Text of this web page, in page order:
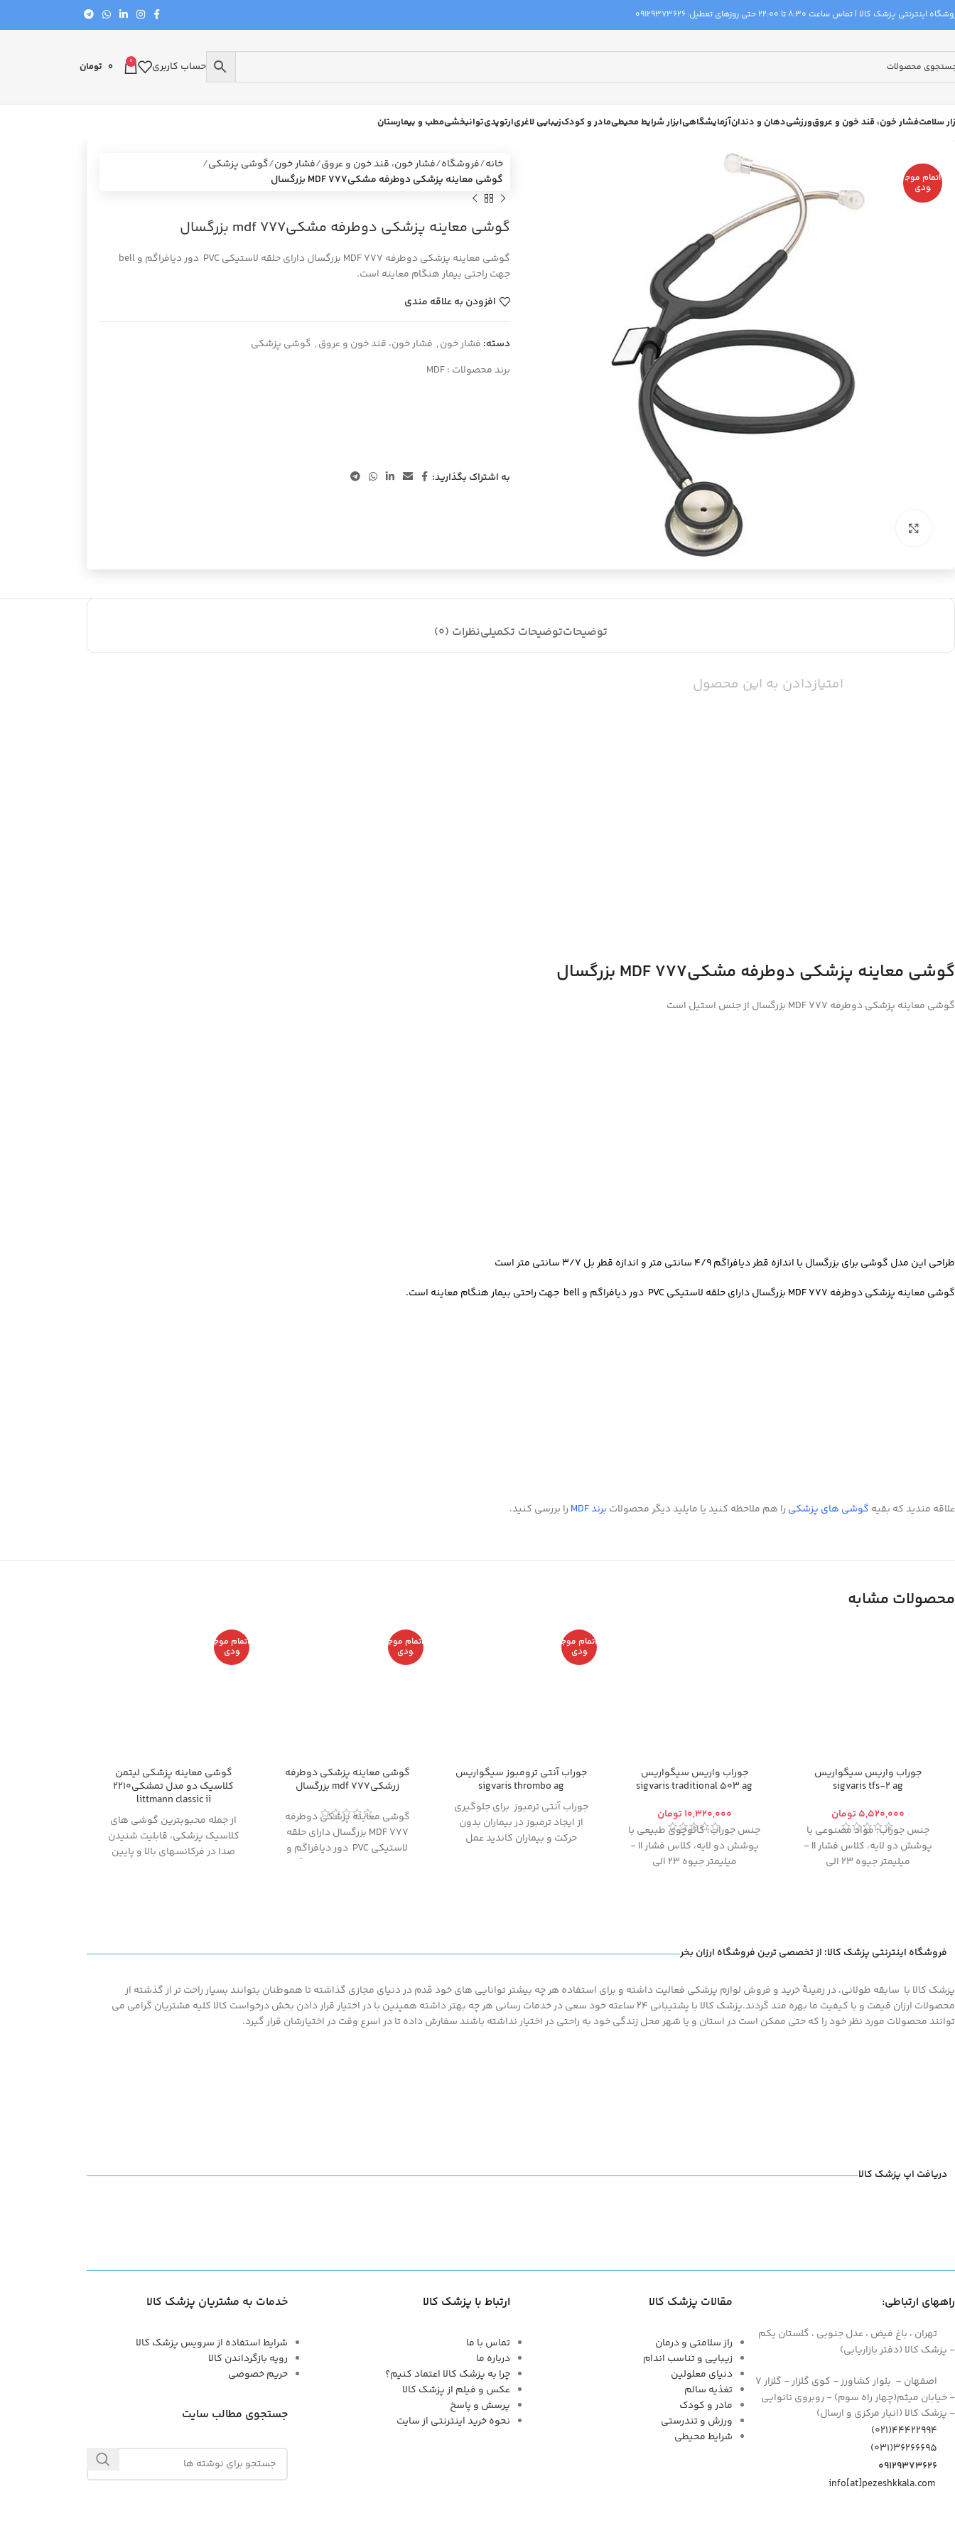
اینترنتی پزشک کالا | تماس ساعت 8:30 تا 22:00 حتی روزهای تعطیل: 09129373626
حساب کاربری 0
0 تومان
سلامتفشار خون، قند خون و عروقورزشیدهان و دندانآزمایشگاهیابزار شرایط محیطیمادر و کودکزیبایی لاغریارتوپدیتوانبخشیمطب و بیمارستان
اتمام موج
ودی
خانه فروشگاه فشار خون، قند خون و عروق فشار خون گوشی پزشکی
گوشی معاینه پزشکی دوطرفه مشکیMDF 777 بزرگسال
گوشی معاینه پزشکی دوطرفه مشکیmdf 777 بزرگسال
جهت راحتی بیمار هنگام معاینه است.
افزودن به علاقه مندی
دسته: فشار خون, فشار خون، قند خون و عروق, گوشی پزشکی
برند محصولات :MDF
به اشتراک بگذارید:
توضیحاتتوضیحات تکمیلینظرات (0)
امتیازدادن به این محصول
گوشی معاینه پزشکی دوطرفه مشکیMDF 777 بزرگسال
گوشی معاینه پزشکی دوطرفه MDF 777 بزرگسال از جنس استیل است
طراحی این مدل گوشی برای بزرگسال با اندازه قطر دیافراگم 4/9 سانتی متر و اندازه قطر بل 3/7 سانتی متر است
گوشی معاینه پزشکی دوطرفه MDF 777 بزرگسال دارای حلقه لاستیکی PVC دور دیافراگم و bell جهت راحتی بیمار هنگام معاینه است.
علاقه مندید که بقیه گوشی های پزشکی را هم ملاحظه کنید یا مایلید دیگر محصولات برند MDF را بررسی کنید.
محصولات مشابه
جوراب واریس سیگواریس
sigvaris tfs-2 ag
تومان
جنس جوراب: مواد مصنوعی با
پوشش دو لایه، کلاس فشار II -
میلیمتر جیوه 23 الی
یکبار) وجود ندارد، خواهشمندیم
قبل از تکمیل مراحل خرید و
تلفنی از درستی سایز و مدل
انتخابی خوداطمینان حاصل کنید
جوراب واریس سیگواریس
sigvaris traditional 503 ag
تومان
جنس جوراب:کائوچوی طبیعی با
پوشش دو لایه،
کلاس فشار II -
میلیمتر جیوه 23 الی
یکبار) وجود ندارد ، خواهشمندیم
قبل از تکمیل مراحل خرید و
تلفنی از درستی سایز و مدل
انتخابی خوداطمینان حاصل کنید
اتمام موج
ودی
جوراب آنتی ترومبوز سیگواریس
sigvaris thrombo ag
جوراب آنتی ترمبوز برای جلوگیری
از ایجاد ترمبوز در بیماران بدون
حرکت و بیماران کاندید عمل
اتمام موج
ودی
گوشی معاینه پزشکی دوطرفه
زرشکیmdf 777 بزرگسال
گوشی معاینه پزشکی دوطرفه
MDF 777 بزرگسال دارای حلقه
لاستیکی PVC دور دیافراگم و
bell جهت راحتی بیمار هنگام
اتمام موج
ودی
گوشی معاینه پزشکی لیتمن
کلاسیک دو مدل تمشکی2210
littmann classic ii
از جمله محبوبترین گوشی های
کلاسیک پزشکی، قابلیت شنیدن
صدا در فرکانسهای بالا و پایین
فروشگاه اینترنتی پزشک کالا؛ از تخصصی ترین فروشگاه ارزان بخر
پزشک کالا با سابقه طولانی، در زمینۀ خرید و فروش لوازم پزشکی فعالیت داشته و برای استفاده هر چه بیشتر توانایی های خود قدم در دنیای مجازی گذاشته تا هموطنان بتوانند بسیار راحت تر از گذشته از
محصولات ارزان قیمت و با کیفیت ما بهره مند گردند.پزشک کالا با پشتیبانی 24 ساعته خود سعی در خدمات رسانی هر چه بهتر داشته همپنین با در اختیار قرار دادن بخش درخواست کالا کلیه مشتریان گرامی می
توانند محصولات مورد نظر خود را که حتی ممکن است در استان و یا شهر محل زندگی خود به راحتی در اختیار نداشته باشند سفارش داده تا در اسرع وقت در اختیارشان قرار گیرد.
دریافت اپ پزشک کالا
خدمات به مشتریان پزشک کالا
شرایط استفاده از سرویس پزشک کالا
رویه بازگرداندن کالا
حریم خصوصی
جستجوی مطالب سایت
ارتباط با پزشک کالا
تماس با ما
درباره ما
چرا به پزشک کالا اعتماد کنیم؟
عکس و فیلم از پزشک کالا
پرسش و پاسخ
نحوه خرید اینترنتی از سایت
مقالات پزشک کالا
راز سلامتی و درمان
زیبایی و تناسب اندام
دنیای معلولین
تغذیه سالم
مادر و کودک
ورزش و تندرستی
شرایط محیطی
راههای ارتباطی:
تهران ، باغ فیض ، عدل جنوبی ، گلستان یکم
- پزشک کالا (دفتر بازاریابی)
اصفهان – بلوار کشاورز - کوی گلزار - گلزار 7
- خیابان میثم(چهار راه سوم) - روبروی نانوایی
- پزشک کالا (انبار مرکزی و ارسال)
44422994(021)
۳۶۲۶۶۶۹۵(۰۳۱)
۰۹۱۲۹۳۷۳۶۲۶
info[at]pezeshkkala.com
Facebook
Instagram